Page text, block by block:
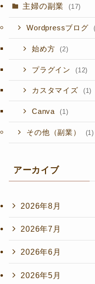
主婦の副業 (17)
Wordpressブログ
始め方 (2)
プラグイン (12)
カスタマイズ (1)
Canva (1)
その他（副業） (1)
アーカイブ
2026年8月
2026年7月
2026年6月
2026年5月